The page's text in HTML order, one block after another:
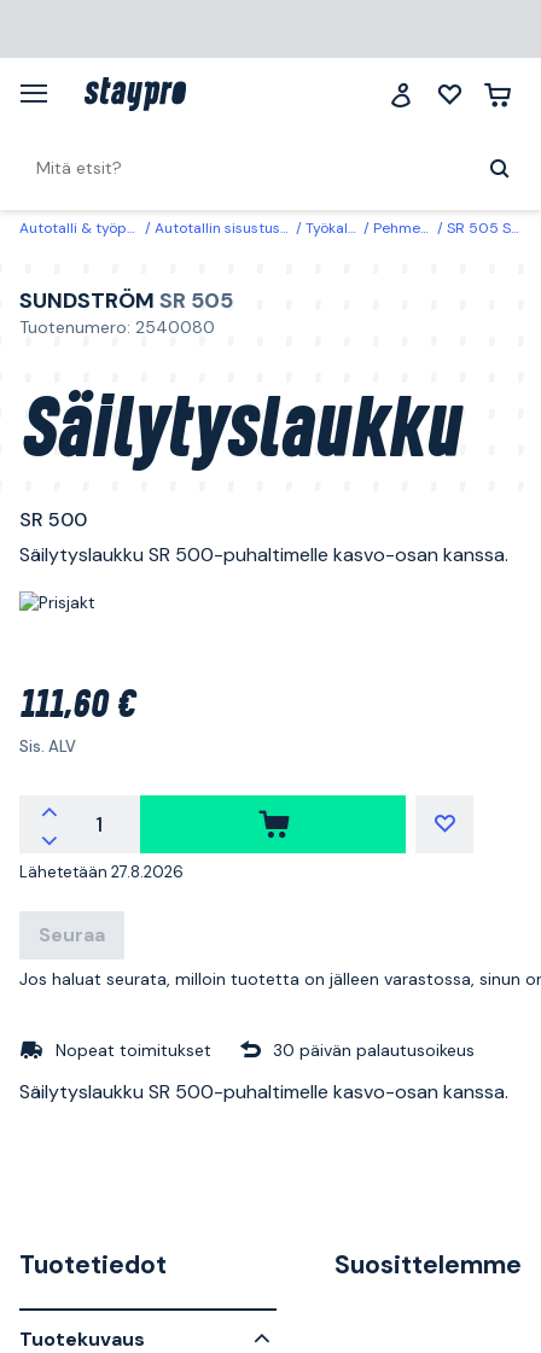
Autotalli & työpaikka Autotallin sisustus & säilytys Työkalusäilytys Pehmeä säilytyslaukku SR 505 Sundström Säilytyslaukku SR 500
SUNDSTRÖM SR 505
Tuotenumero: 2540080
Säilytyslaukku
SR 500
Säilytyslaukku SR 500-puhaltimelle kasvo-osan kanssa.
111,60 €
Sis. ALV
Lähetetään 27.8.2026
Seuraa
Jos haluat seurata, milloin tuotetta on jälleen varastossa, sinun
Nopeat toimitukset 30 päivän palautusoikeus
Säilytyslaukku SR 500-puhaltimelle kasvo-osan kanssa.
Tuotetiedot
Tuotekuvaus
Suosittelemme